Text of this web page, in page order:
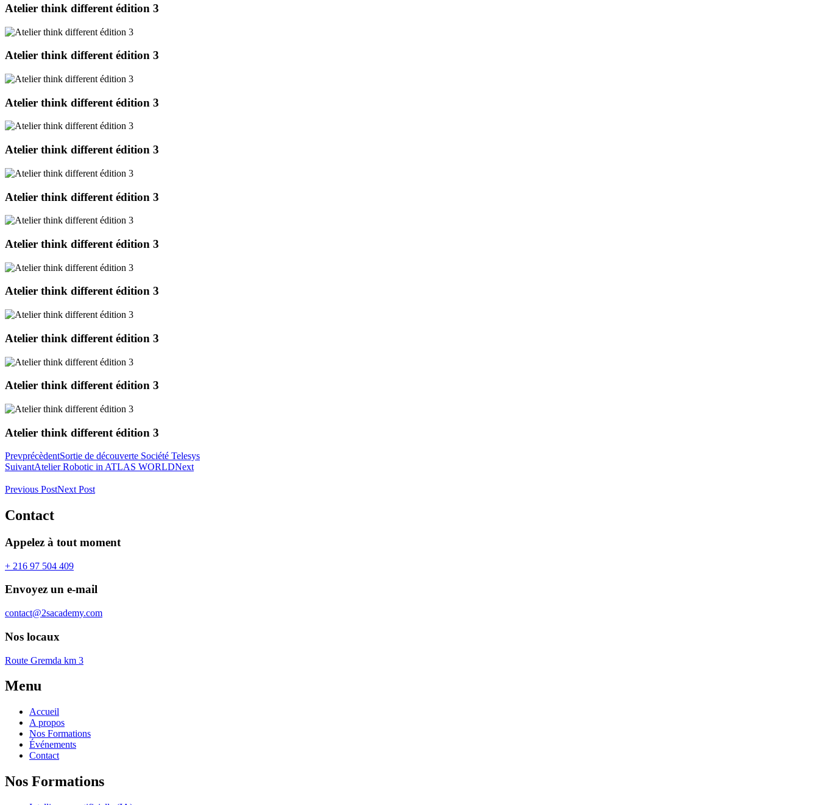
Atelier think different édition 3
Atelier think different édition 3
Atelier think different édition 3
Atelier think different édition 3
Atelier think different édition 3
Atelier think different édition 3
Atelier think different édition 3
Atelier think different édition 3
Atelier think different édition 3
Atelier think different édition 3
PrevprécèdentSortie de découverte Société Telesys
SuivantAtelier Robotic in ATLAS WORLDNext
Previous PostNext Post
Contact
Appelez à tout moment
+ 216 97 504 409
Envoyez un e-mail
contact@2sacademy.com
Nos locaux
Route Gremda km 3
Menu
Accueil
A propos
Nos Formations
Événements
Contact
Nos Formations